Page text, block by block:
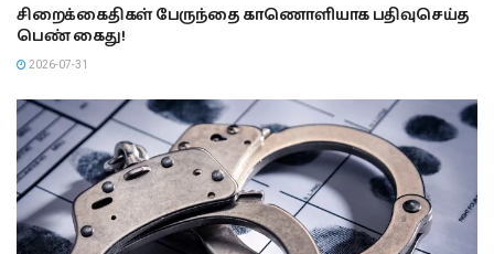
சிறைக்கைதிகள் பேருந்தை காணொளியாக பதிவுசெய்த
பெண் கைது!
2026-07-31